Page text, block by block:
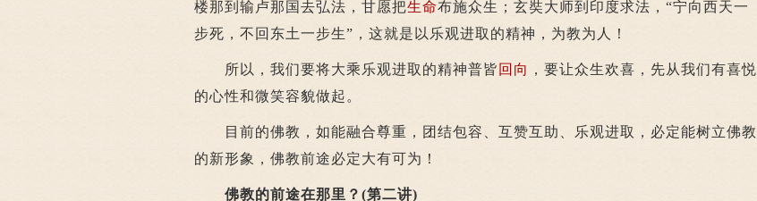
楼那到输卢那国去弘法，甘愿把生命布施众生；玄奘大师到印度求法，“宁向西天一
步死，不回东土一步生”，这就是以乐观进取的精神，为教为人！
所以，我们要将大乘乐观进取的精神普皆 回向 ，要让众生欢喜，先从我们有喜悦
的心性和微笑容貌做起。
目前的佛教，如能融合尊重，团结包容、互赞互助、乐观进取，必定能树立佛教
的新形象，佛教前途必定大有可为！
佛教的前途在那里？(第二讲)